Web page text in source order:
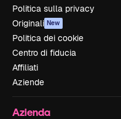
Politica sulla privacy
Originali New
Politica dei cookie
Centro di fiducia
Affiliati
Aziende
Azienda